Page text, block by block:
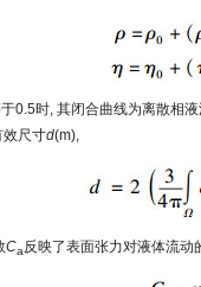
0.5时, 其闭合曲线为离散相
效尺寸d(m),
Ca反映了表面张力对液体流动